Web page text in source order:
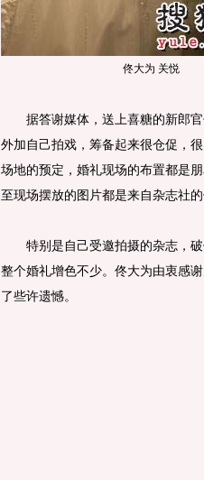
佟大为 关悦
据答谢媒体，送上喜糖的新郎官
外加自己拍戏，筹备起来很仓促，
场地的预定，婚礼现场的布置都是
至现场摆放的图片都是来自杂志社的
特别是自己受邀拍摄的杂志，破
整个婚礼增色不少。佟大为由衷感
了些许遗憾。